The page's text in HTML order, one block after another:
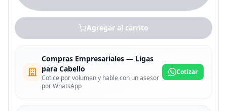
Agregar al carrito
Compras Empresariales — Ligas
para Cabello
Cotice por volumen y hable con un asesor
por WhatsApp
Cotizar